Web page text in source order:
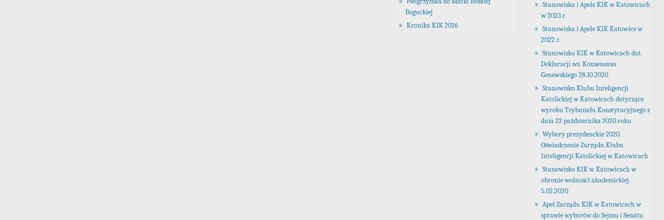
Boguckiej
Kronika KIK 2026
Stanowiska i Apele KIK w Katowicach
w 2023 r.
Stanowiska i Apele KIK Katowice w
2022 r.
Stanowisko KIK w Katowicach dot.
Deklaracji ws. Konsensusu
Genewskiego 28.10.2020
Stanowisko Klubu Inteligencji
Katolickiej w Katowicach dotyczące
wyroku Trybunału Konstytucyjnego z
dnia 22 października 2020 roku
Wybory prezydenckie 2020.
Oświadczenie Zarządu Klubu
Inteligencji Katolickiej w Katowicach
Stanowisko KIK w Katowicach w
obronie wolności akademickiej.
5.02.2020
Apel Zarządu KIK w Katowicach w
sprawie wyborów do Sejmu i Senatu